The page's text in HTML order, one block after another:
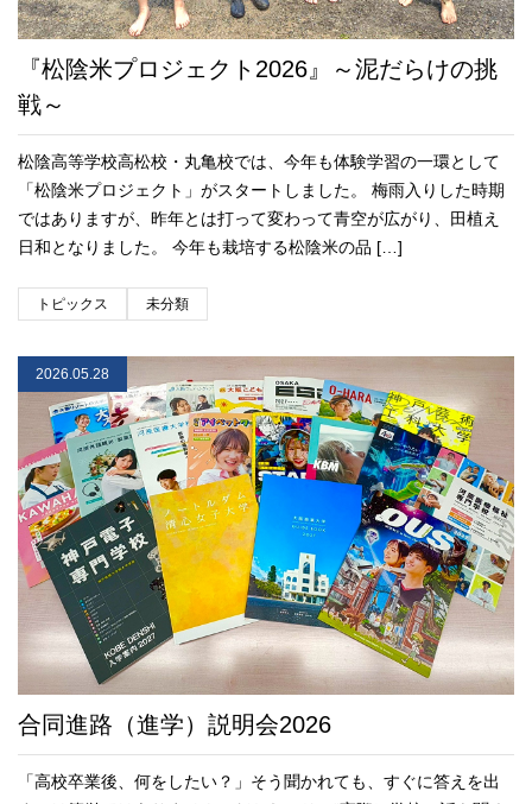
『松陰米プロジェクト2026』～泥だらけの挑
戦～
松陰高等学校高松校・丸亀校では、今年も体験学習の一環として
「松陰米プロジェクト」がスタートしました。 梅雨入りした時期
ではありますが、昨年とは打って変わって青空が広がり、田植え
日和となりました。 今年も栽培する松陰米の品 […]
トピックス 未分類
2026.05.28
合同進路（進学）説明会2026
「高校卒業後、何をしたい？」そう聞かれても、すぐに答えを出